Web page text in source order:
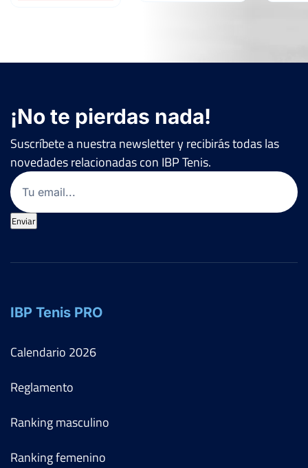
¡No te pierdas nada!
Suscríbete a nuestra newsletter y recibirás todas las
novedades relacionadas con IBP Tenis.
Email
Enviar
IBP Tenis PRO
Calendario 2026
Reglamento
Ranking masculino
Ranking femenino